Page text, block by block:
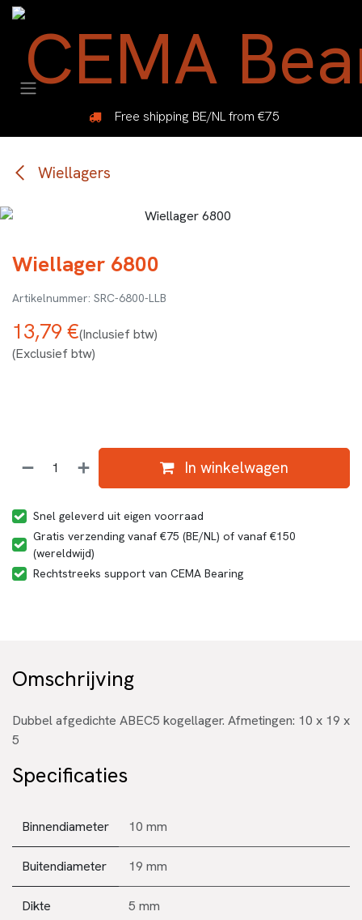
Overslaan naar inhoud
Free shipping BE/NL from €75
Wiellagers
Wiellager 6800
SRC-6800-LLB
13,79 €(Inclusief btw)
(Exclusief btw)
In winkelwagen
Snel geleverd uit eigen voorraad
Gratis verzending vanaf €75 (BE/NL) of vanaf €150
(wereldwijd)
Rechtstreeks support van CEMA Bearing
Omschrijving
Dubbel afgedichte ABEC5 kogellager. Afmetingen: 10 x 19 x
5
Specificaties
Binnendiameter 10 mm
Buitendiameter 19 mm
Dikte 5 mm